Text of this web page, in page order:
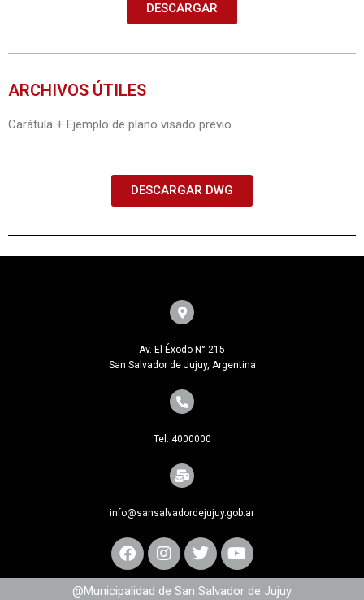
DESCARGAR
ARCHIVOS ÚTILES
Carátula + Ejemplo de plano visado previo
DESCARGAR DWG
Av. El Éxodo N° 215
San Salvador de Jujuy, Argentina
Tel: 4000000
info@sansalvadordejujuy.gob.ar
@Municipalidad de San Salvador de Jujuy